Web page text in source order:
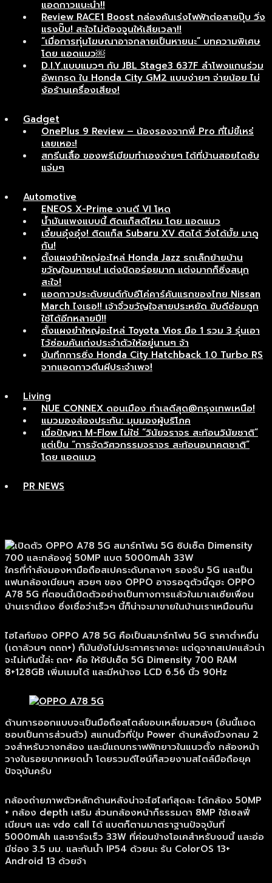
แอดกาวแนะนำ!!
Review RACE1 Boost กล่องคันเร่งไฟฟ้าต่อสายปุ๊บ วิ่ง
แรงปั๊บ! สะใจไม่ต้องจูนให้เสียเวลา!!
“เมื่อการทุ่มโฆษณาอาจกลายเป็นหายนะ” บทความพิเศษ
โดย แอดแมว￼
D.I.Y.แบบแมวๆ กับ JBL Stage3 637F ลำโพงแกนร่วม
อัพเกรด ใน Honda City GM2 แบบง่ายๆ จ่ายน้อย ไม่
ง้อร้านเครื่องเสียง!
Gadget
OnePlus 9 Review – น้องรองจากพี่ Pro ที่ไม่ขี้เหร่
เลยเหอะ!
สกรีนเสื้อ ของพรีเมียมทำเองง่ายๆ ได้ที่บ้านสอยไดซับ
แจ่มๆ
Automotive
ENEOS X-Prime งานดี VI โหด
น้ำมันแพงแบบนี้ ติดแก็สดีไหม โดย แอดแมว
เจี๋ยนอุ๋งอุ๋ง! ติดแก็ส Subaru XV ติดได้ วิ่งได้มั้ย มาดู
กัน!
ตั้งแผงยำใหญ่อะไหล่ Honda Jazz รถเล็กย้ายบ้าน
ขวัญใจมหาชน! แต่งนิดอร่อยมาก แต่งมากก็ซิ่งสนุก
สะใจ!
แอดกาวประดับยนต์กับอีโค่คาร์คันแรกของไทย Nissan
March ไงเธอ!! เจ้าจิ๋วขวัญใจสายประหยัด ขับดีซ่อมถูก
ใช้ได้อีกหลายปี!!
ตั้งแผงยำใหญ่อะไหล่ Toyota Vios มือ 1 รวม 3 รุ่นเอา
ไว้ซ่อมคันเก่งประจำตัวให้อยู่นานๆ จ้า
บันทึกการซิ่ง Honda City Hatchback 1.0 Turbo RS
จากแอดกาวตีนผีประจำเพจ!
Living
NUE CONNEX ดอนเมือง ทำเลดีสุด@กรุงเทพเหนือ!
แมวมองส่องประกัน: มุมมองผู้บริโภค
เมื่อปัญหา M-Flow ไม่ใช่ “วินัยจราจร สะท้อนวินัยชาติ”
แต่เป็น “การจัดวิศวกรรมจราจร สะท้อนอนาคตชาติ”
โดย แอดแมว
PR NEWS
ใครที่กำลังมองหามือถือสเปคระดับกลางๆ รองรับ 5G และเป็น
แฟนกล้องเนียนๆ สวยๆ ของ OPPO อาจรอดูตัวนี้ดูฮะ OPPO
A78 5G ที่ตอนนี้เปิดตัวอย่างเป็นทางการแล้วในมาเลเซียเพื่อน
บ้านเรานี่เอง ซึ่งเชื่อว่าเร็วๆ นี้ก็น่าจะมาขายในบ้านเราเหมือนกัน
ไฮไลท์ของ OPPO A78 5G คือเป็นสมาร์ทโฟน 5G ราคาต่ำหมื่น
(เดาล้วนๆ ถถถ+) ก็มันยังไม่ประกาศราคาอะ แต่ดูจากสเปคแล้วน่า
จะไม่เกินนี้ล่ะ ถถ+ คือ ให้ชิปเซ็ต 5G Dimensity 700 RAM
8+128GB เพิ่มเมมได้ และมีหน้าจอ LCD 6.56 นิ้ว 90Hz
ด้านการออกแบบจะเป็นมือถือสไตล์ขอบเหลี่ยมสวยๆ (อันนี้แอด
ชอบเป็นการส่วนตัว) สแกนนิ้วที่ปุ่ม Power ด้านหลังมีวงกลม 2
วงสำหรับวางกล้อง และมีแถบกราฟฟิกยาวในแนวตั้ง กล้องหน้า
วางในรอยบากหยดน้ำ โดยรวมดีไซน์ก็สวยงามสไตล์มือถือยุค
ปัจจุบันครับ
กล้องถ่ายภาพตัวหลักด้านหลังน่าจะไฮไลท์สุดละ ได้กล้อง 50MP
+ กล้อง depth เสริม ส่วนกล้องหน้าก็ธรรมดา 8MP ใช้เซลฟี่
เนียนๆ และ vdo call ได้ แบตก็ตามมาตราฐานปัจจุบันที่
5000mAh และชาร์จเร็ว 33W ที่ค่อนข้างโอเคสำหรับงบนี้ และอ่อ
มีช่อง 3.5 มม. และกันน้ำ IP54 ด้วยนะ รัน ColorOS 13+
Android 13 ด้วยจ้า